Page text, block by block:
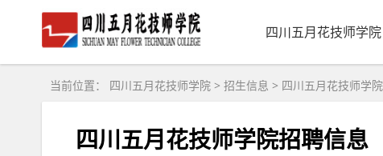
四川五月花技师学院
当前位置： 四川五月花技师学院 > 招生信息 > 四川五月花技师学
四川五月花技师学院招聘信息